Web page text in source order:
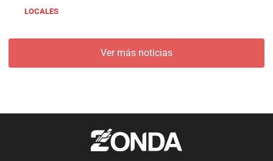
LOCALES
Ver más noticias